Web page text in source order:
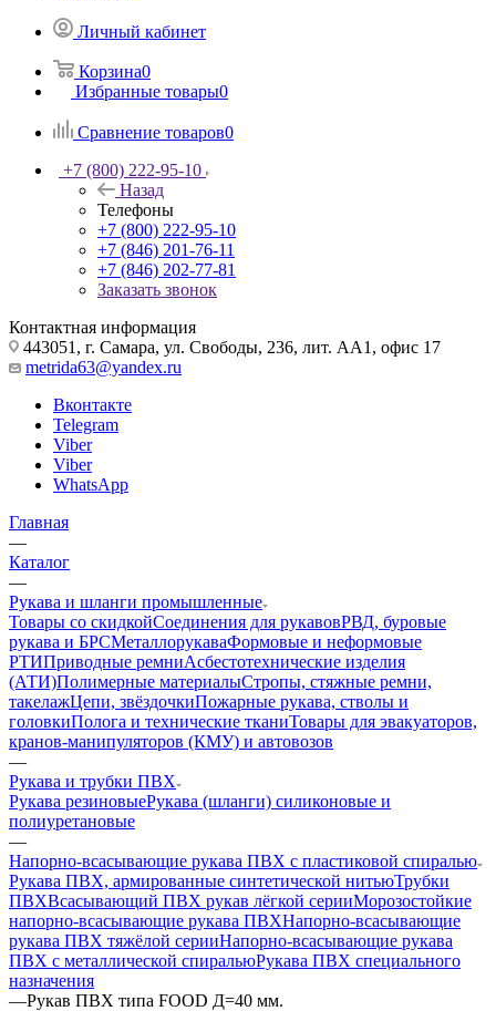
Личный кабинет
Корзина0
Избранные товары0
Сравнение товаров0
+7 (800) 222-95-10
Назад
Телефоны
+7 (800) 222-95-10
+7 (846) 201-76-11
+7 (846) 202-77-81
Заказать звонок
Контактная информация
443051, г. Самара, ул. Свободы, 236, лит. АА1, офис 17
metrida63@yandex.ru
Вконтакте
Telegram
Viber
Viber
WhatsApp
Главная
—
Каталог
—
Рукава и шланги промышленные
Товары со скидкойСоединения для рукавовРВД, буровые
рукава и БРСМеталлорукаваФормовые и неформовые
РТИПриводные ремниАсбестотехнические изделия
(АТИ)Полимерные материалыСтропы, стяжные ремни,
такелажЦепи, звёздочкиПожарные рукава, стволы и
головкиПолога и технические тканиТовары для эвакуаторов,
кранов-манипуляторов (КМУ) и автовозов
—
Рукава и трубки ПВХ
Рукава резиновыеРукава (шланги) силиконовые и
полиуретановые
—
Напорно-всасывающие рукава ПВХ с пластиковой спиралью
Рукава ПВХ, армированные синтетической нитьюТрубки
ПВХВсасывающий ПВХ рукав лёгкой серииМорозостойкие
напорно-всасывающие рукава ПВХНапорно-всасывающие
рукава ПВХ тяжёлой серииНапорно-всасывающие рукава
ПВХ с металлической спиральюРукава ПВХ специального
назначения
—Рукав ПВХ типа FOOD Д=40 мм.